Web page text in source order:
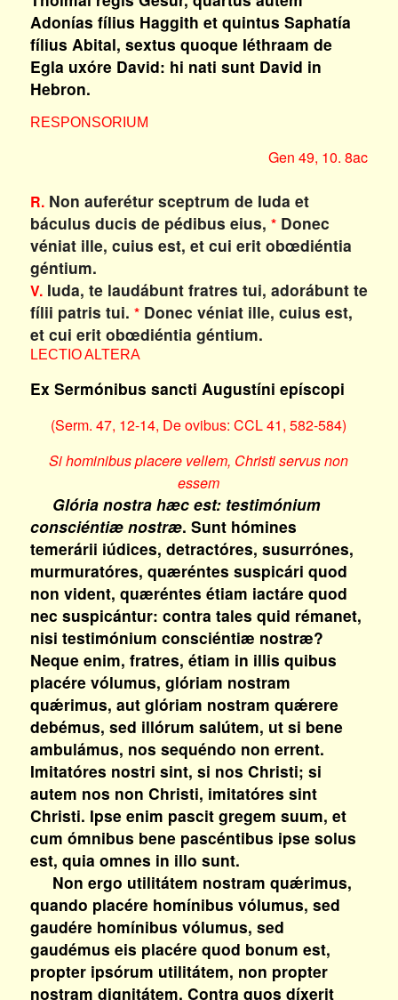
Adonías fílius Haggith et quintus Saphatía
fílius Abital, sextus quoque Iéthraam de
Egla uxóre David: hi nati sunt David in
Hebron.
RESPONSORIUM
Gen 49, 10. 8ac
R.Non auferétur sceptrum de Iuda et
báculus ducis de pédibus eius, *Donec
véniat ille, cuius est, et cui erit obœdiéntia
géntium.
V.Iuda, te laudábunt fratres tui, adorábunt te
fílii patris tui. *Donec véniat ille, cuius est,
et cui erit obœdiéntia géntium.
LECTIO ALTERA
Ex Sermónibus sancti Augustíni epíscopi
(Serm. 47, 12-14, De ovibus: CCL 41, 582-584)
Si hominibus placere vellem, Christi servus non
essem
Glória nostra hæc est: testimónium
consciéntiæ nostræ. Sunt hómines
temerárii iúdices, detractóres, susurrónes,
murmuratóres, quæréntes suspicári quod
non vident, quæréntes étiam iactáre quod
nec suspicántur: contra tales quid rémanet,
nisi testimónium consciéntiæ nostræ?
Neque enim, fratres, étiam in illis quibus
placére vólumus, glóriam nostram
quǽrimus, aut glóriam nostram quǽrere
debémus, sed illórum salútem, ut si bene
ambulámus, nos sequéndo non errent.
Imitatóres nostri sint, si nos Christi; si
autem nos non Christi, imitatóres sint
Christi. Ipse enim pascit gregem suum, et
cum ómnibus bene pascéntibus ipse solus
est, quia omnes in illo sunt.
Non ergo utilitátem nostram quǽrimus,
quando placére homínibus vólumus, sed
gaudére homínibus vólumus, sed
gaudémus eis placére quod bonum est,
propter ipsórum utilitátem, non propter
nostram dignitátem. Contra quos díxerit